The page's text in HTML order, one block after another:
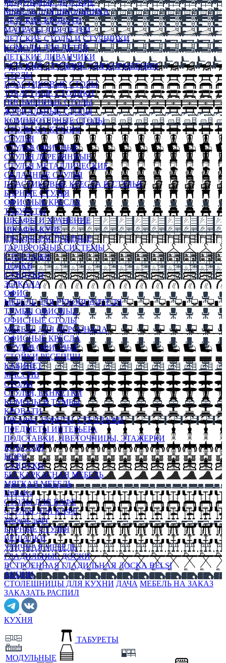
МОДУЛЬНЫЕ ДЕТСКИЕ
МЕБЕЛЬ ДЛЯ ШКОЛЬНИКА
ДЕТСКИЕ КРОВАТИ
МАТРАСЫ ДЛЯ ДЕТЕЙ
ДЕТСКИЕ СТОЛЫ И СТУЛЬЧИКИ
КОМОДЫ ДЛЯ ДЕТЕЙ
ДЕТСКИЕ ДИВАНЧИКИ
ДЕТСКИЙ СТУЛЬЧИК ДЛЯ КОРМЛЕНИЯ
СТОЛЫ
ПЛАСТИКОВЫЕ СТОЛЫ
ТУАЛЕТНЫЕ СТОЛИКИ
ПИСЬМЕННЫЕ СТОЛЫ
ЖУРНАЛЬНЫЕ СТОЛЫ
КОМПЬЮТЕРНЫЕ СТОЛЫ
СТОЛЫ НА КУХНЮ
СТУЛЬЯ
СТУЛЬЯ ОФИСНЫЕ
СТУЛЬЯ ДЕРЕВЯННЫЕ
СТУЛЬЯ МЕТАЛЛИЧЕСКИЕ
СКЛАДНЫЕ СТУЛЬЯ
ПЛАСТИКОВЫЕ КРЕСЛА И СТУЛЬЯ
БАРНЫЕ СТУЛЬЯ
ОФИСНЫЕ КРЕСЛА
ТАБУРЕТЫ
ШКАФЫ И ХРАНЕНИЕ
ШКАФЫ-КУПЕ
ШКАФЫ-РАСПАШНЫЕ
ГАРДЕРОБНЫЕ СИСТЕМЫ
СТЕЛЛАЖИ
ПОЛКИ
СУНДУКИ
ЗЕРКАЛА
ОФИС
МЕБЕЛЬ ДЛЯ РУКОВОДИТЕЛЯ
ТУМБЫ ОФИСНЫЕ
ОФИСНЫЕ СТОЛЫ
МЕБЕЛЬ ДЛЯ ПЕРСОНАЛА
ОФИСНЫЕ КРЕСЛА
СТУЛЬЯ ОФИСНЫЕ
СТОЙКИ РЕСЕПШН
КАБИНЕТ
МАССИВ
СТОЛЫ
СТУЛЬЯ, БАНКЕТКИ
КОМОДЫ И ТУМБЫ
КРОВАТИ
ШКАФЫ, БУФЕТЫ, СТЕЛЛАЖИ
ПРЕДМЕТЫ ИНТЕРЬЕРА
ПОДСТАВКИ, ЦВЕТОЧНИЦЫ, ЭТАЖЕРКИ
КОНСОЛИ
БЮРО
СУНДУКИ
БЕСКАРКАСНАЯ МЕБЕЛЬ
МЯГКАЯ МЕБЕЛЬ
HoReKa
СТОЛЫ ДЛЯ КАФЕ
СТУЛЬЯ ДЛЯ КАФЕ
Мебель лофт
БАРНЫЕ СТУЛЬЯ
ВЕШАЛКИ
УЛИЧНАЯ МЕБЕЛЬ
ГЛАДИЛЬНЫЕ ДОСКИ
ВСТРОЕННАЯ ГЛАДИЛЬНАЯ ДОСКА BELSI
АКЦИИ
СТОЛЕШНИЦЫ ДЛЯ КУХНИ ДАЧА МЕБЕЛЬ НА ЗАКАЗ
ЗАКАЗАТЬ РАСПИЛ
КУХНЯ
МОДУЛЬНЫЕ
ТАБУРЕТЫ